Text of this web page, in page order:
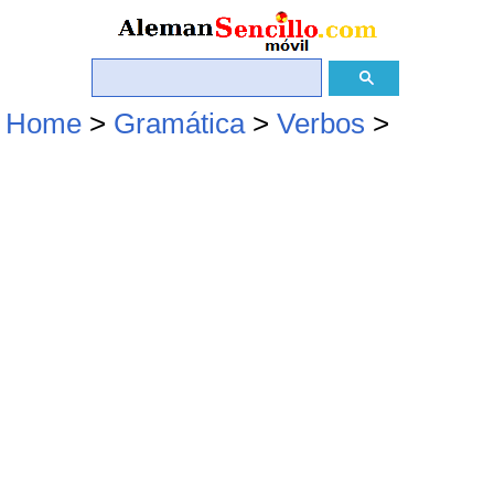
Home > Gramática> Verbos >